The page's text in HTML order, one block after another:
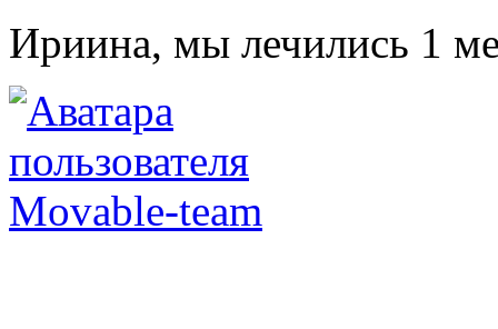
Ириина, мы лечились 1
Movable-team